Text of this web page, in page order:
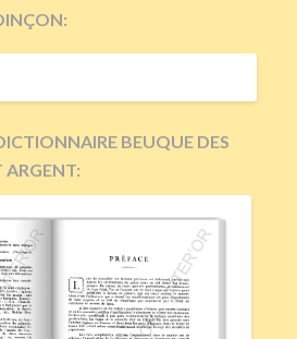
BEUQUE DES
ARGENT: